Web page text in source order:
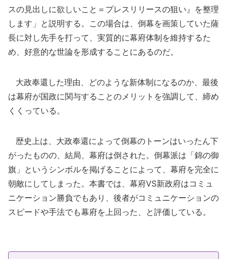
スの見出しに欲しいこと＝プレスリリースの狙い』を整理
します」と説明する。この場合は、倒幕を画策していた薩
長に対し先手を打って、実質的に幕府体制を維持するた
め、好意的な世論を形成することにあるのだ。
大政奉還した理由、どのような新体制になるのか、最後
は幕府が国政に関与することのメリットを強調して、締め
くくっている。
歴史上は、大政奉還によって倒幕のトーンはいったん下
がったものの、結局、幕府は倒された。倒幕派は「錦の御
旗」というシンボルを掲げることによって、幕府を完全に
朝敵にしてしまった。本書では、幕府VS新政府はコミュ
ニケーション勝負でもあり、後者がコミュニケーションの
スピードや手法でも幕府を上回った、と評価している。